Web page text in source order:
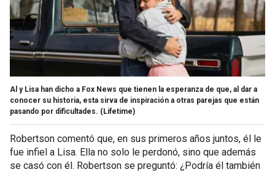
Al y Lisa han dicho a Fox News que tienen la esperanza de que, al dar a
conocer su historia, esta sirva de inspiración a otras parejas que están
pasando por dificultades. (Lifetime)
Robertson comentó que, en sus primeros años juntos, él le
fue infiel a Lisa. Ella no solo le perdonó, sino que además
se casó con él. Robertson se preguntó: ¿Podría él también